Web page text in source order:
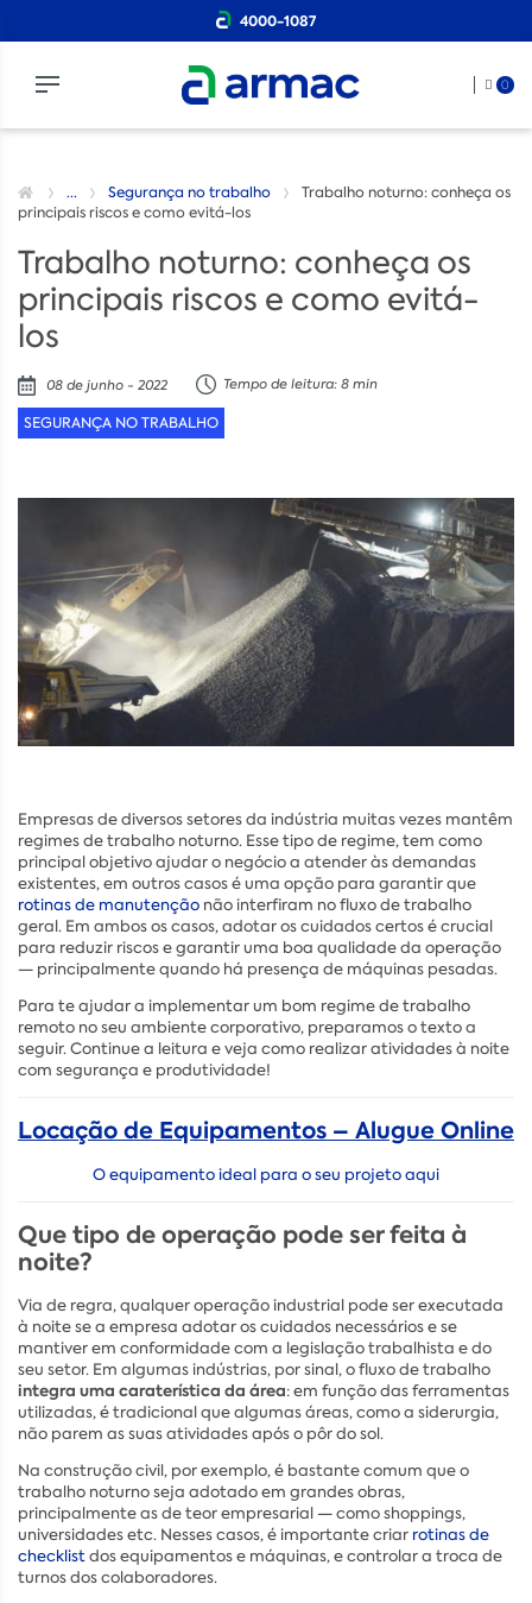
4000-1087
0
... Segurança no trabalho
Trabalho noturno: conheça os
principais riscos e como evitá-los
Trabalho noturno: conheça os
principais riscos e como evitá-
los
08 de junho - 2022 Tempo de leitura: 8 min
SEGURANÇA NO TRABALHO
Empresas de diversos setores da indústria muitas vezes mantêm
regimes de trabalho noturno. Esse tipo de regime, tem como
principal objetivo ajudar o negócio a atender às demandas
existentes, em outros casos é uma opção para garantir que
rotinas de manutenção não interfiram no fluxo de trabalho
geral. Em ambos os casos, adotar os cuidados certos é crucial
para reduzir riscos e garantir uma boa qualidade da operação
— principalmente quando há presença de máquinas pesadas.
Para te ajudar a implementar um bom regime de trabalho
remoto no seu ambiente corporativo, preparamos o texto a
seguir. Continue a leitura e veja como realizar atividades à noite
com segurança e produtividade!
Locação de Equipamentos – Alugue Online
O equipamento ideal para o seu projeto aqui
Que tipo de operação pode ser feita à
noite?
Via de regra, qualquer operação industrial pode ser executada
à noite se a empresa adotar os cuidados necessários e se
mantiver em conformidade com a legislação trabalhista e do
seu setor. Em algumas indústrias, por sinal, o fluxo de trabalho
integra uma caraterística da área: em função das ferramentas
utilizadas, é tradicional que algumas áreas, como a siderurgia,
não parem as suas atividades após o pôr do sol.
Na construção civil, por exemplo, é bastante comum que o
trabalho noturno seja adotado em grandes obras,
principalmente as de teor empresarial — como shoppings,
universidades etc. Nesses casos, é importante criar rotinas de
checklistdos equipamentos e máquinas, e controlar a troca de
turnos dos colaboradores.